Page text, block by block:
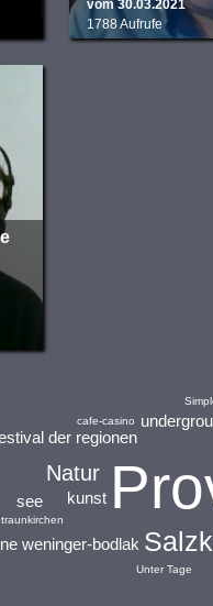
vom 30.03.2021
1788 Aufrufe
Natur
der regionen
see
weninger-bodlak
kunst
traunkirchen
cafe-casino
Unter Tage